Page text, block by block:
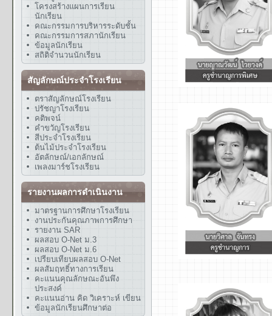
โครงสร้างแผนการเรียน
นักเรียน
คณะกรรมการบริหารระดับชั้น
คณะกรรมการสภานักเรียน
ข้อมูลนักเรียน
สถิติจำนวนนักเรียน
สัญลักษณ์ประจำโรงเรียน
ตราสัญลักษณ์โรงเรียน
ปรัชญาโรงเรียน
คติพจน์
คำขวัญโรงเรียน
สีประจำโรงเรียน
ต้นไม้ประจำโรงเรียน
อัตลักษณ์/เอกลักษณ์
เพลงมาร์ชโรงเรียน
รายงานผลการดำเนินงาน
มาตรฐานการศึกษาโรงเรียน
งานประกันคุณภาพการศึกษา
รายงาน SAR
ผลสอบ O-Net ม.3
ผลสอบ O-Net ม.6
เปรียบเทียบผลสอบ O-Net
ผลสัมฤทธิ์ทางการเรียน
คะแนนคุณลักษณะอันพึง
ประสงค์
คะแนนอ่าน คิด วิเคราะห์ เขียน
ข้อมูลนักเรียนศึกษาต่อ